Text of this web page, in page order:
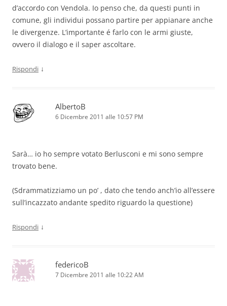
d’accordo con Vendola. Io penso che, da questi punti in
comune, gli individui possano partire per appianare anche
le divergenze. L’importante é farlo con le armi giuste,
ovvero il dialogo e il saper ascoltare.
Rispondi ↓
AlbertoB
6 Dicembre 2011 alle 10:57 PM
Sarà… io ho sempre votato Berlusconi e mi sono sempre
trovato bene.
(Sdrammatizziamo un po’ , dato che tendo anch’io all’essere
sull’incazzato andante spedito riguardo la questione)
Rispondi ↓
federicoB
7 Dicembre 2011 alle 10:22 AM